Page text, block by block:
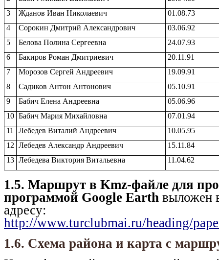
3
Жданов Иван Николаевич
01.08.73
4
Сорокин Дмитрий Александрович
03.06.92
5
Белова Полина Сергеевна
24.07.93
6
Бакиров Роман Дмитриевич
20.11.91
7
Морозов Сергей Андреевич
19.09.91
8
Садиков Антон Антонович
05.10.91
9
Бабич Елена Андреевна
05.06.96
10 Бабич Мария Михайловна
07.01.94
11
Лебедев Виталий Андреевич
10.05.95
12 Лебедев Александр Андреевич
15.11.84
13 Лебедева Виктория Витальевна 11.04.62
1.5. Маршрут в Kmz-файле для
программой Google Earth выложен
адресу:
http://www.turclubmai.ru/heading/
1.6. Схема района и карта с